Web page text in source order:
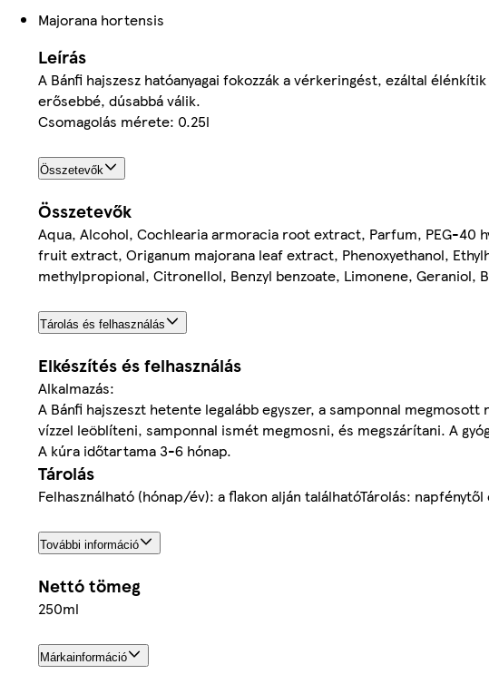
Majorana hortensis
Leírás
A Bánfi hajszesz hatóanyagai fokozzák a vérkeringést, ezáltal
erősebbé, dúsabbá válik.
Csomagolás mérete: 0.25l
Összetevők
Összetevők
Aqua, Alcohol, Cochlearia armoracia root extract, Parfum, PEG-
fruit extract, Origanum majorana leaf extract, Phenoxyethanol,
methylpropional, Citronellol, Benzyl benzoate, Limonene, Geraniol,
Tárolás és felhasználás
Elkészítés és felhasználás
Alkalmazás:
A Bánfi hajszeszt hetente legalább egyszer, a samponnal
vízzel leöblíteni, samponnal ismét megmosni, és megszárítani. A
A kúra időtartama 3-6 hónap.
Tárolás
Felhasználható (hónap/év): a flakon alján találhatóTárolás:
További információ
Nettó tömeg
250ml
Márkainformáció